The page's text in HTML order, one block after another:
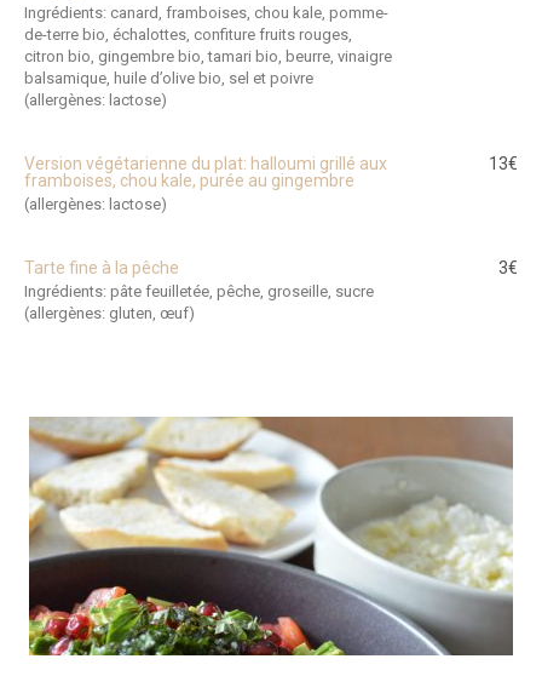
Ingrédients: canard, framboises, chou kale, pomme-
de-terre bio, échalottes, confiture fruits rouges,
citron bio, gingembre bio, tamari bio, beurre, vinaigre
balsamique, huile d’olive bio, sel et poivre
(allergènes: lactose)
Version végétarienne du plat: halloumi grillé aux
framboises, chou kale, purée au gingembre
(allergènes: lactose)
13€
Tarte fine à la pêche
Ingrédients: pâte feuilletée, pêche, groseille, sucre
(allergènes: gluten, œuf)
3€